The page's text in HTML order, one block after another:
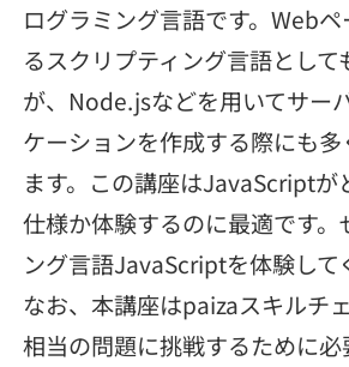
個人向けプラン
法人向けプラン
学校向けプラン
契約内容・クーポン
ログラミング言語です。Web
るスクリプティング言語として
が、Node.jsなどを用いてサー
ケーションを作成する際にも
ます。この講座はJavaScriptが
仕様か体験するのに最適です。
ング言語JavaScriptを体験して
なお、本講座はpaizaスキルチ
相当の問題に挑戦するために